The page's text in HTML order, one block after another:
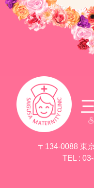
〒134-0088 東
TEL :